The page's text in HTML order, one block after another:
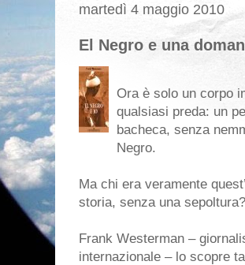
martedì 4 maggio 2010
El Negro e una
Ora è solo un corpo
qualsiasi preda: un
bacheca, senza
Negro.
Ma chi era veramente
storia, senza una sepoltura?
Frank Westerman –
internazionale – lo scopre